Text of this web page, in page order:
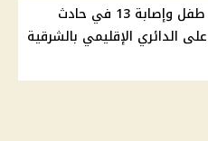
بالأسماء.. مصرع طفل وإصابة 13 في حادث
الدائري الإقليمي بالشرقية